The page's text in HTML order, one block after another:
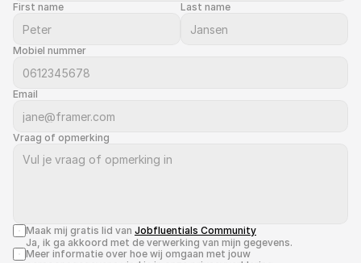
First name Last name
Mobiel nummer
Email
Vraag of opmerking
Maak mij gratis lid van Jobfluentials Community
Ja, ik ga akkoord met de verwerking van mijn gegevens.
Meer informatie over hoe wij omgaan met jouw